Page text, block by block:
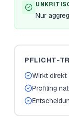
Nur
PFLICHT-
Wirkt direkt
Profiling